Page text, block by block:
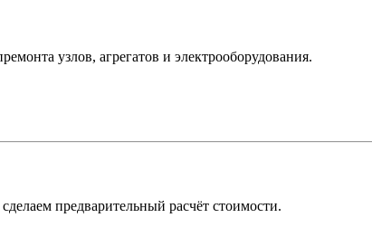
узлов, агрегатов и электрооборудования.
предварительный расчёт стоимости.